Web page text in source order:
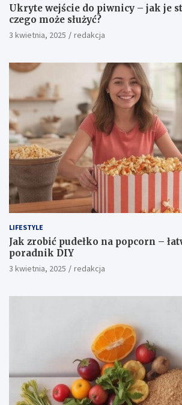
Ukryte wejście do piwnicy – jak je
czego może służyć?
3 kwietnia, 2025 redakcja
LIFESTYLE
Jak zrobić pudełko na popcorn –
poradnik DIY
3 kwietnia, 2025 redakcja